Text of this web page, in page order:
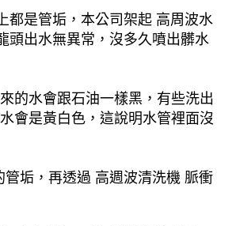
都是管垢，本公司架起 高周波水
頭出水無異常，沒多久噴出髒水
的水會跟石油一樣黑，有些洗出
會是黃白色，這說明水管裡面沒
垢，再透過 高週波清洗機 脈衝